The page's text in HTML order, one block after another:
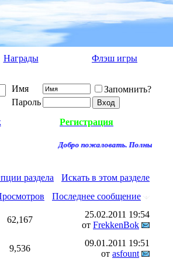
Награды Флэш игры
Имя
Запомнить?
Пароль
Регистрация
Добро пожаловать. Полный
раздела
Искать в этом разделе
Последнее сообщение
62,167
25.02.2011 19:54
от FrekkenBok
9,536
09.01.2011 19:51
от asfount